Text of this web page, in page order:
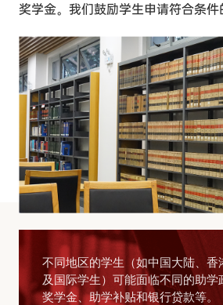
奖学金。我们鼓励学生申请符合条件
不同地区的学生（如中国大陆、香
及国际学生）可能面临不同的助学
奖学金、助学补贴和银行贷款等。